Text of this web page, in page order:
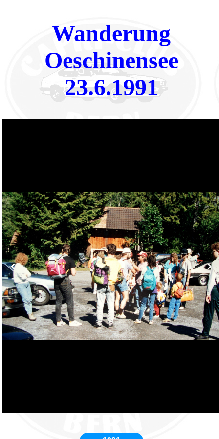
Wanderung
Oeschinensee
23.6.1991